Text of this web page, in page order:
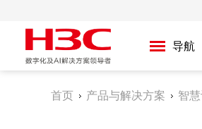
导航
首页 产品与解决方案 智